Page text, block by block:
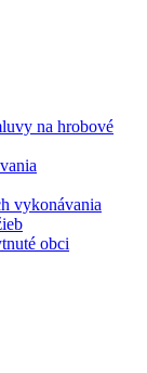
na hrobové
vykonávania
obci